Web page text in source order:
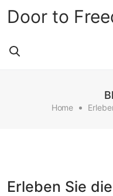
Door to
Home
Erleben Sie